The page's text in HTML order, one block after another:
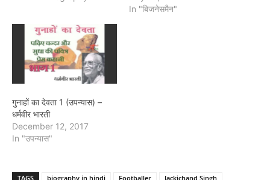
In "बिजनेसमैन"
गुनाहों का देवता 1 (उपन्यास) –
धर्मवीर भारती
December 12, 2017
In "उपन्यास"
TAGS biography in hindi Footballer Jackichand Singh